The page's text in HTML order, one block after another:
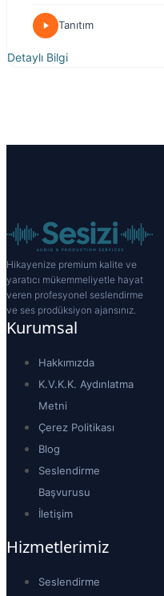
Tanıtım
Detaylı Bilgi
Hikayenize premium kalite ve
yaratıcı mükemmeliyetle hayat
veren profesyonel seslendirme
ve ses prodüksiyon ajansınız.
Kurumsal
Hakkımızda
K.V.K.K. Aydınlatma
Metni
Çerez Politikası
Blog
Seslendirme
Başvurusu
İletişim
Hizmetlerimiz
Seslendirme